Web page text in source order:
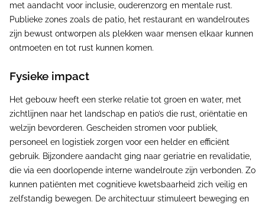
met aandacht voor inclusie, ouderenzorg en mentale rust.
Publieke zones zoals de patio, het restaurant en wandelroutes
zijn bewust ontworpen als plekken waar mensen elkaar kunnen
ontmoeten en tot rust kunnen komen.
Fysieke impact
Het gebouw heeft een sterke relatie tot groen en water, met
zichtlijnen naar het landschap en patio’s die rust, oriëntatie en
welzijn bevorderen. Gescheiden stromen voor publiek,
personeel en logistiek zorgen voor een helder en efficiënt
gebruik. Bijzondere aandacht ging naar geriatrie en revalidatie,
die via een doorlopende interne wandelroute zijn verbonden. Zo
kunnen patiënten met cognitieve kwetsbaarheid zich veilig en
zelfstandig bewegen. De architectuur stimuleert beweging en